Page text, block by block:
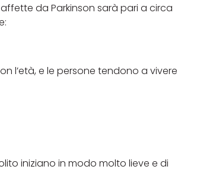
da Parkinson sarà pari a circa
l’età, e le persone tendono a vivere
iniziano in modo molto lieve e di